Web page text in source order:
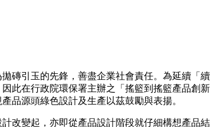
磚引玉的先鋒，善盡企業社會責任。為延續「續
此在行政院環保署主辦之「搖籃到搖籃產品創新
品源頭綠色設計及生產以茲鼓勵與表揚。
改變起，亦即從產品設計階段就仔細構想產品結